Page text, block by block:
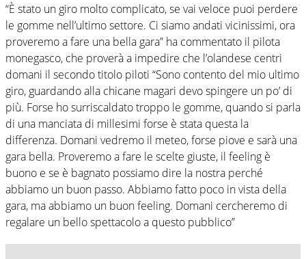
“È stato un giro molto complicato, se vai veloce puoi perdere
le gomme nell’ultimo settore. Ci siamo andati vicinissimi, ora
proveremo a fare una bella gara” ha commentato il pilota
monegasco, che proverà a impedire che l’olandese centri
domani il secondo titolo piloti “Sono contento del mio ultimo
giro, guardando alla chicane magari devo spingere un po’ di
più. Forse ho surriscaldato troppo le gomme, quando si parla
di una manciata di millesimi forse è stata questa la
differenza. Domani vedremo il meteo, forse piove e sarà una
gara bella. Proveremo a fare le scelte giuste, il feeling è
buono e se è bagnato possiamo dire la nostra perché
abbiamo un buon passo. Abbiamo fatto poco in vista della
gara, ma abbiamo un buon feeling. Domani cercheremo di
regalare un bello spettacolo a questo pubblico”